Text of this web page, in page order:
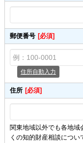
郵便番号 [必須]
住所自動入力
住所 [必須]
関東地域以外でも各地域
くの知的財産相談につい